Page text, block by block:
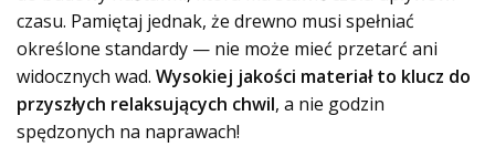
czasu. Pamiętaj jednak, że drewno musi spełniać
określone standardy — nie może mieć przetarć ani
widocznych wad. Wysokiej jakości materiał to klucz do
przyszłych relaksujących chwil, a nie godzin
spędzonych na naprawach!